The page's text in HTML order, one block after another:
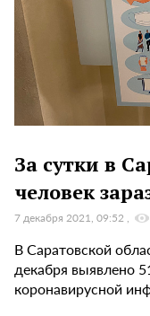
За сутки в
человек
7 декабря 2021, 09:52
В Саратовской
декабря выявлено
коронавирусной